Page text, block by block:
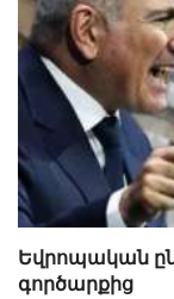
Եվրոպական
գործարքից